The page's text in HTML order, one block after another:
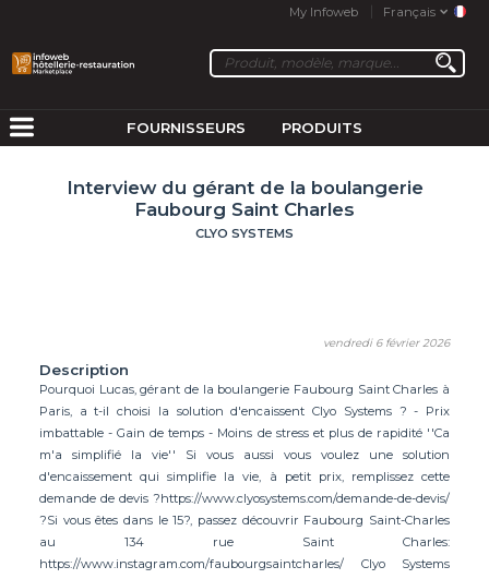
My Infoweb Français
FOURNISSEURS PRODUITS
Interview du gérant de la boulangerie
Faubourg Saint Charles
CLYO SYSTEMS
vendredi 6 février 2026
Description
Pourquoi Lucas, gérant de la boulangerie Faubourg Saint Charles à
Paris, a t-il choisi la solution d'encaissent Clyo Systems ? - Prix
imbattable - Gain de temps - Moins de stress et plus de rapidité ''Ca
m'a simplifié la vie'' Si vous aussi vous voulez une solution
d'encaissement qui simplifie la vie, à petit prix, remplissez cette
demande de devis ?https://www.clyosystems.com/demande-de-devis/
?Si vous êtes dans le 15?, passez découvrir Faubourg Saint-Charles
au 134 rue Saint Charles:
https://www.instagram.com/faubourgsaintcharles/ Clyo Systems